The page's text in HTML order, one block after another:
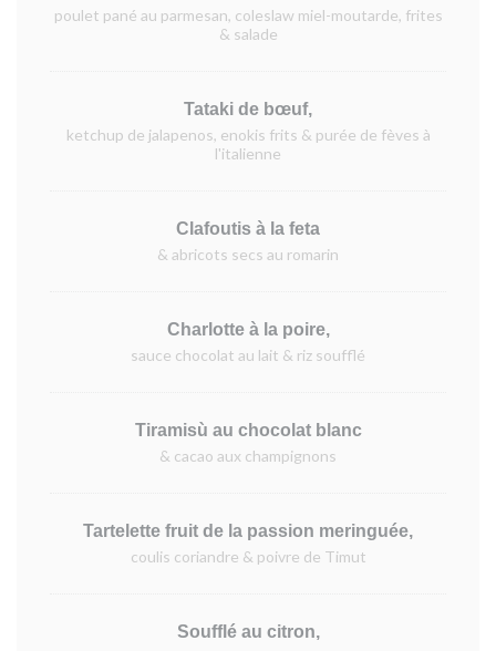
poulet pané au parmesan, coleslaw miel-moutarde, frites
& salade
Tataki de bœuf,
ketchup de jalapenos, enokis frits & purée de fèves à
l'italienne
Clafoutis à la feta
& abricots secs au romarin
Charlotte à la poire,
sauce chocolat au lait & riz soufflé
Tiramisù au chocolat blanc
& cacao aux champignons
Tartelette fruit de la passion meringuée,
coulis coriandre & poivre de Timut
Soufflé au citron,